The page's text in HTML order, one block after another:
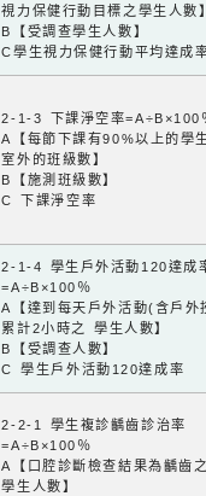
視力保健行動目標之學生人數
B【受調查學生人數】
C學生視力保健行動平均達成
2-1-3 下課淨空率=A÷B×100
A【每節下課有90%以上的學
室外的班級數】
B【施測班級數】
C 下課淨空率
2-1-4 學生戶外活動120達成
=A÷B×100％
A【達到每天戶外活動(含戶外
累計2小時之 學生人數】
B【受調查人數】
C 學生戶外活動120達成率
2-2-1 學生複診齲齒診治率
=A÷B×100％
A【口腔診斷檢查結果為齲齒
學生人數】